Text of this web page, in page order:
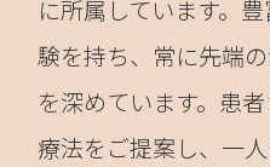
に所属しています。
験を持ち、常に先端
を深めています。患
療法をご提案し、一